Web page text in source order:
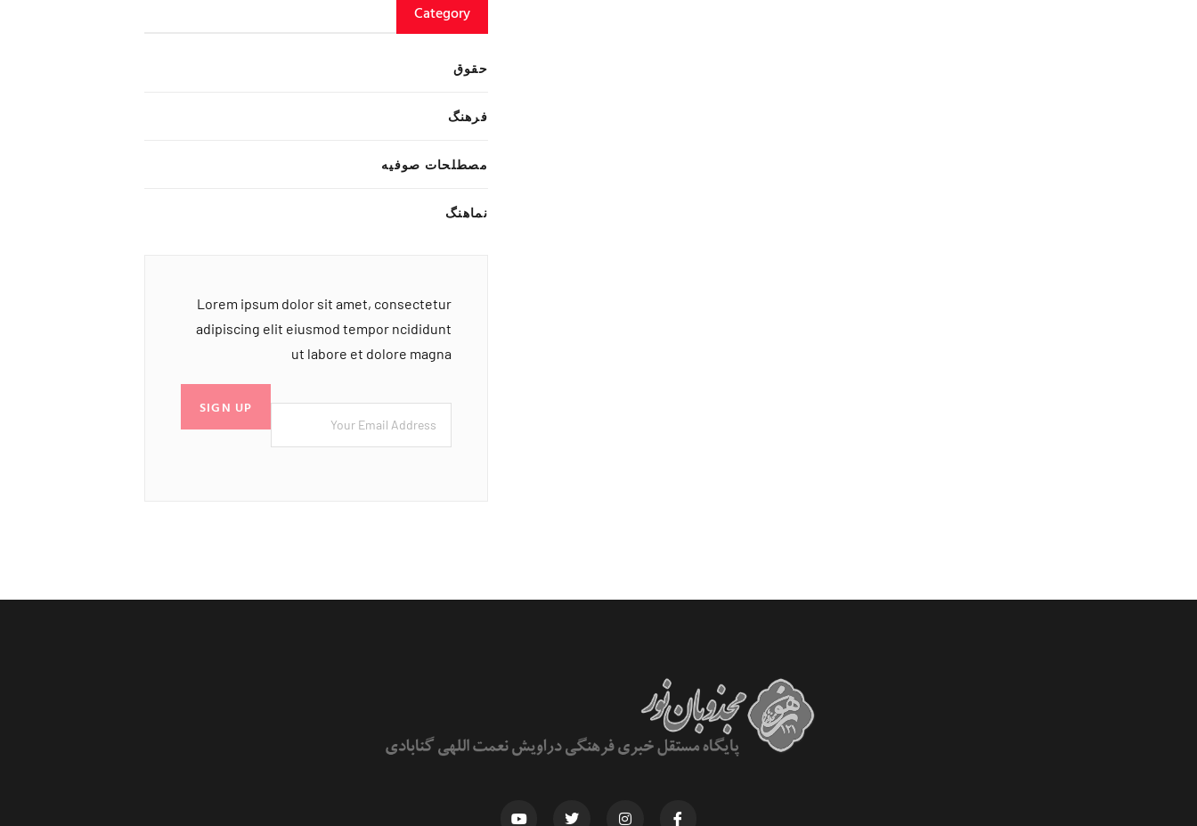
Category
حقوق
فرهنگ
مصطلحات صوفیه
نماهنگ
Lorem ipsum dolor sit amet, consectetur
adipiscing elit eiusmod tempor ncididunt
ut labore et dolore magna
SIGN UP